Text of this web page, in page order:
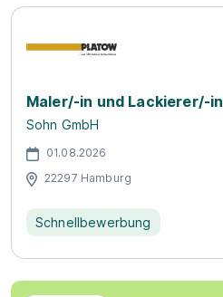
Maler/-in und Lackierer/-
Sohn GmbH
01.08.2026
22297 Hamburg
Schnellbewerbung